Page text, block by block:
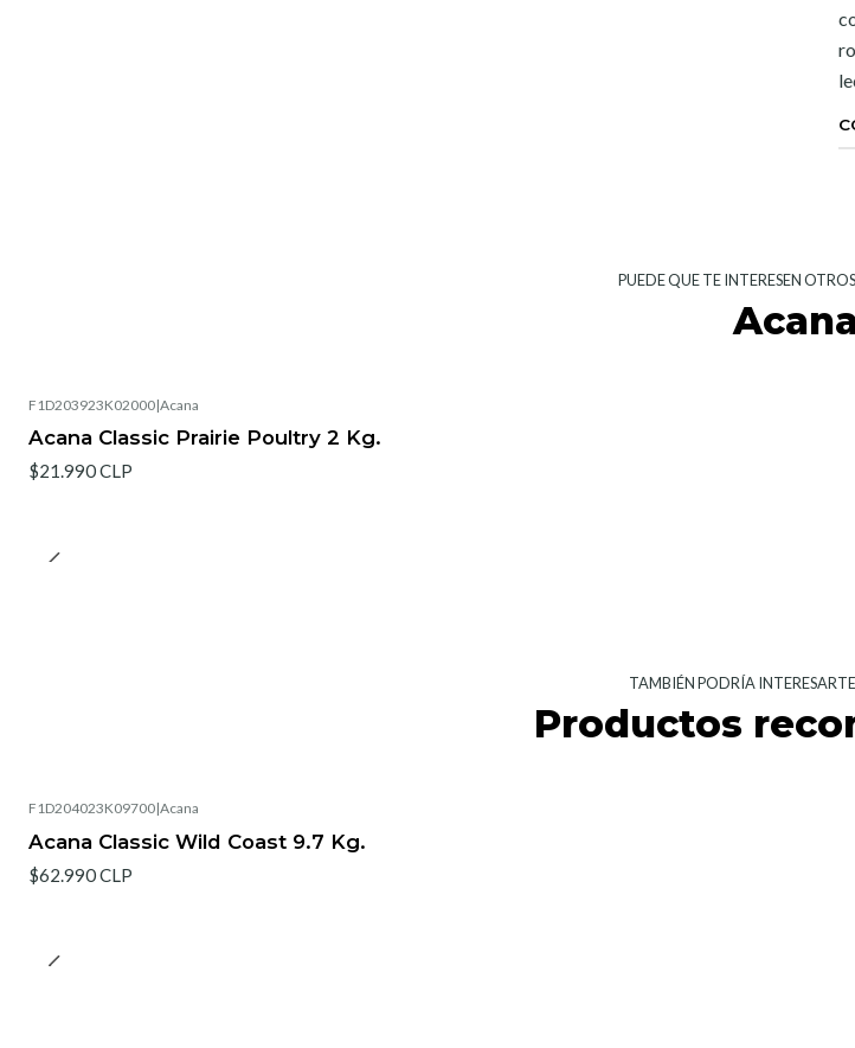
PUEDE QUE TE INTERESEN
F1D203923K02000|Acana
Acana Classic Prairie Poultry 2 Kg.
$21.990 CLP
TAMBIÉN PODRÍA
Productos
F1D204023K09700|Acana
Acana Classic Wild Coast 9.7 Kg.
$62.990 CLP